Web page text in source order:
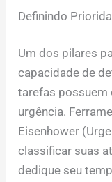
Definindo
Um dos pilares
capacidade de
tarefas possuem
urgência.
Eisenhower
classificar suas
dedique seu